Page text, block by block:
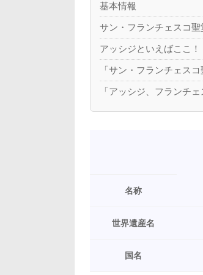
基本情報
サン・フランチェスコ聖
アッシジといえばここ！
「サン・フランチェス
「アッシジ、フランチ
名称
世界遺産名
国名